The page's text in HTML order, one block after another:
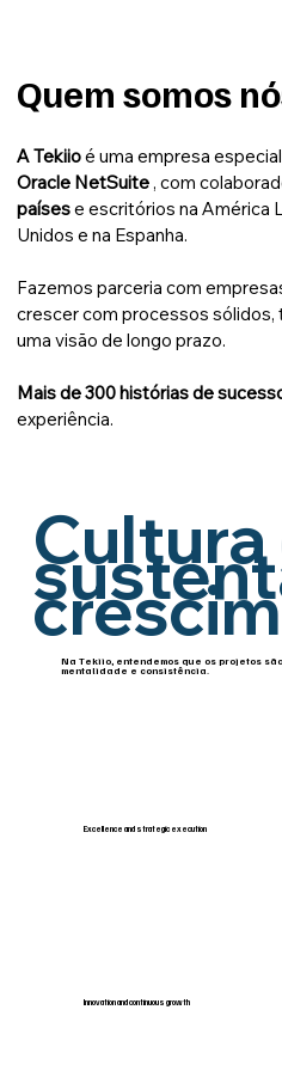
Quem somos
A Tekiioé uma empresa
Oracle NetSuite , com
paísese escritórios na América
Unidos e na Espanha.
Fazemos parceria com
crescer com processos sólidos,
uma visão de longo prazo.
Mais de 300 histórias de
experiência.
Cultura
Na Tekiio, entendemos que os projetos
mentalidade e consistência.
Excellence and strategic execution
Innovation and continuous growth